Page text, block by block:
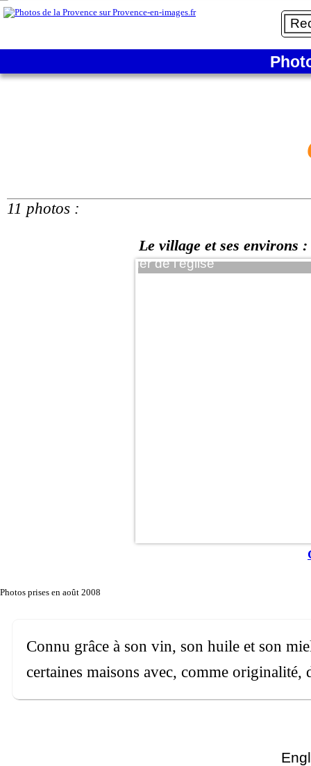
Carcès - Le village et ses environs
11 photos :
Le village et ses environs :
Photos prises en août 2008
Connu grâce à son vin, son huile et son
certaines maisons avec, comme originalité,